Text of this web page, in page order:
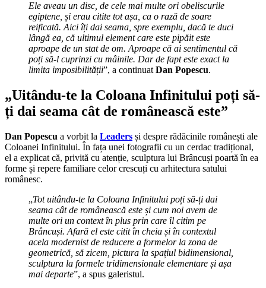
Ele aveau un disc, de cele mai multe ori obeliscurile
egiptene, și erau citite tot așa, ca o rază de soare
reificată. Aici îți dai seama, spre exemplu, dacă te duci
lângă ea, că ultimul element care este pipăit este
aproape de un stat de om. Aproape că ai sentimentul că
poți să-l cuprinzi cu mâinile. Dar de fapt este exact la
limita imposibilității”, a continuat Dan Popescu.
„Uitându-te la Coloana Infinitului poți să-
ți dai seama cât de românească este”
Dan Popescu a vorbit la Leaders și despre rădăcinile românești ale
Coloanei Infinitului. În fața unei fotografii cu un cerdac tradițional,
el a explicat că, privită cu atenție, sculptura lui Brâncuși poartă în ea
forme și repere familiare celor crescuți cu arhitectura satului
românesc.
„Tot uitându-te la Coloana Infinitului poți să-ți dai
seama cât de românească este și cum noi avem de
multe ori un context în plus prin care îl citim pe
Brâncuși. Afară el este citit în cheia și în contextul
acela modernist de reducere a formelor la zona de
geometrică, să zicem, pictura la spațiul bidimensional,
sculptura la formele tridimensionale elementare și așa
mai departe”, a spus galeristul.